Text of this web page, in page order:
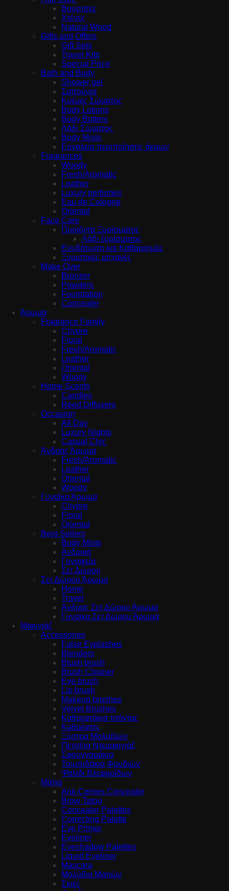
Βούρτσες
Χτένες
Natural Wood
Gifts and Offers
Gift Sets
Travel Kits
Special Price
Bath and Body
Shower gel
Σαπούνια
Κρέμες Σώματος
Body Lotions
Body Butters
Λάδι Σώματος
Body Mists
Εργαλεία περιποίησης άκρων
Fragrances
Woody
Fresh/Aromatic
Leather
Luxury perfumes
Eau de Cologne
Oriental
Face Care
Προϊόντα Ξυρίσματος
Λάδι ξυρίσματος
Ενυδάτωση και Καθαρισμός
Ξυριστικές μηχανές
Make Over
Bronzer
Powders
Foundation
Concealer
Άρωμα
Fragrance Family
Chypre
Floral
Fresh/Aromatic
Leather
Oriental
Woody
Home Scents
Candles
Reed Diffusers
Occasion
All Day
Luxury Nights
Casual Chic
Άνδρας Άρωμα
Fresh/Aromatic
Leather
Oriental
Woody
Γυναίκα Άρωμα
Chypre
Floral
Oriental
Best-Sellers
Body Mists
Ανδρικά
Γυναικεία
Σετ Δώρου
Σετ Δώρου Άρωμα
Home
Travel
Άνδρας Σετ Δώρου Άρωμα
Γυναίκα Σετ Δώρου Άρωμα
Μακιγιάζ
Accessories
False Eyelashes
Blenders
Blush brush
Brush Cleaner
Eye brush
Lip brush
Makeup brushes
Velvet Brushes
Καθρεφτάκια τσάντας
Καθρέφτες
Ξύστρα Μολυβιών
Πετσέτα Ντεμακιγιάζ
Σφουγγαράκια
Τσιμπιδάκια Φρυδιών
Ψαλίδι Βλεφαρίδων
Μάτια
Anti-Cernes Concealer
Brow Tatoo
Concealer Palettes
Correcting Palette
Eye Primer
Eyeliner
Eyeshadow Palettes
Liquid Eyeliner
Mascara
Μολύβια Ματιών
Σκιές